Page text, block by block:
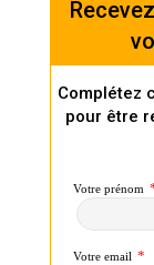
Complétez
pour être